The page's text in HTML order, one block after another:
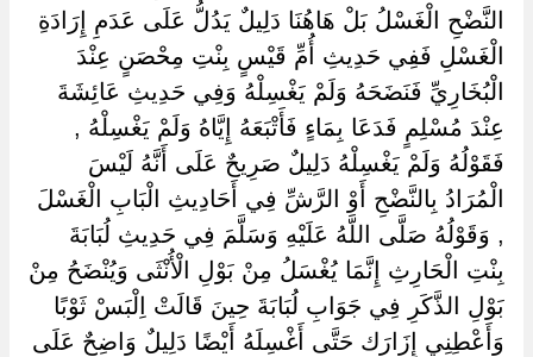
النَّضْحِ الْغَسْلُ بَلْ هَاهُنَا دَلِيلٌ يَدُلُّ عَلَى عَدَمِ إِرَادَةِ
الْغَسْلِ فَفِي حَدِيثِ أُمِّ قَيْسٍ بِنْتِ مِحْصَنٍ عِنْدَ
الْبُخَارِيِّ فَنَضَحَهُ وَلَمْ يَغْسِلْهُ وَفِي حَدِيثِ عَائِشَةَ
عِنْدَ مُسْلِمٍ فَدَعَا بِمَاءٍ فَأَتْبَعَهُ إِيَّاهُ وَلَمْ يَغْسِلْهُ ,
فَقَوْلُهُ وَلَمْ يَغْسِلْهُ دَلِيلٌ صَرِيحٌ عَلَى أَنَّهُ لَيْسَ
الْمُرَادُ بِالنَّضْحِ أَوْ الرَّشِّ فِي أَحَادِيثِ الْبَابِ الْغَسْلَ
, وَقَوْلُهُ صَلَّى اللَّهُ عَلَيْهِ وَسَلَّمَ فِي حَدِيثِ لُبَابَةَ
بِنْتِ الْحَارِثِ إِنَّمَا يُغْسَلُ مِنْ بَوْلِ الْأُنْثَى وَيُنْضَحُ مِنْ
بَوْلِ الذَّكَرِ فِي جَوَابِ لُبَابَةَ حِينَ قَالَتْ اِلْبَسْ ثَوْبًا
وَأَعْطِنِي إِزَارَك حَتَّى أَغْسِلَهُ أَيْضًا دَلِيلٌ وَاضِحٌ عَلَى